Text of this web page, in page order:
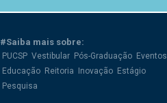
#Saiba mais sobre:
PUCSP Vestibular Pós-Graduação Eventos
Educação Reitoria Inovação Estágio
Pesquisa